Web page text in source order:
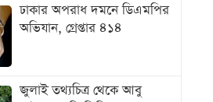
ঢাকার অপরাধ দমনে ডিএমপির
অভিযান, গ্রেপ্তার ৪১৪
জুলাই তথ্যচিত্র থেকে আবু